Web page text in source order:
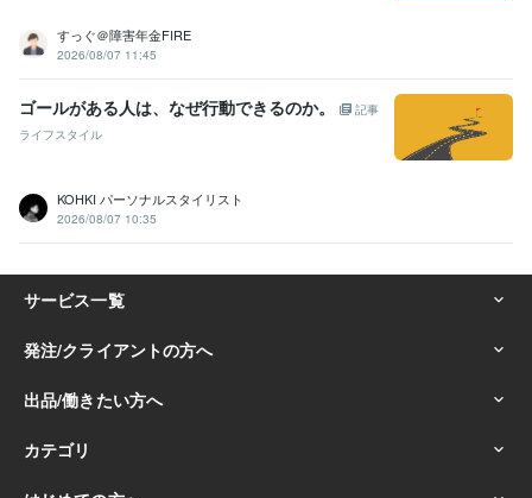
すっぐ＠障害年金FIRE
2026/08/07 11:45
ゴールがある人は、なぜ行動できるのか。
記事
ライフスタイル
KOHKI パーソナルスタイリスト
2026/08/07 10:35